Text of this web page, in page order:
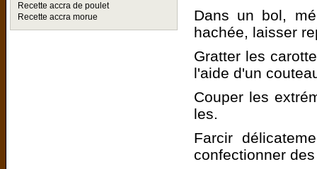
Recette accra de poulet
Recette accra morue
Dans un bol,
hachée, laisser
Gratter les
l'aide d'un
Couper les
les.
Farcir
confectionner